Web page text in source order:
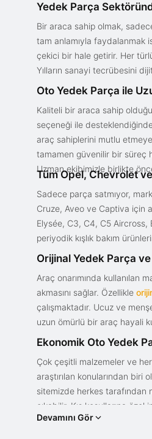
Yedek Parça
Bir araca sahip olmak,
tam anlamıyla faydalanmak
çekici bir hale getirir. Her türlü
Yılların sanayi tecrübesini
Oto Yedek Parça ile
Kaliteli bir araca sahip
seçeneği ile
araç sahiplerini mutlu
tamamen güvenilir bir süreç
Uzman ekibimizle birlikte
Tüm Opel, Chevrolet
Sadece parça satmıyor,
Cruze, Aveo ve Captiva için
Elysée, C3, C4, C5 Aircross,
periyodik kışlık bakım
Orijinal Yedek Parça
Araç onarımında kullanılan
akmasını sağlar. Özellikle
çalışmaktadır. Ucuz ve
uzun ömürlü bir araç hayali
Ekonomik Oto Yedek
Çok çeşitli malzemeler ve her
araştırılan konularından biri
sitemizde herkes tarafından
çıkabilir. Kış koşullarına
bir tasarım ve güce sahip
Devamını Gör